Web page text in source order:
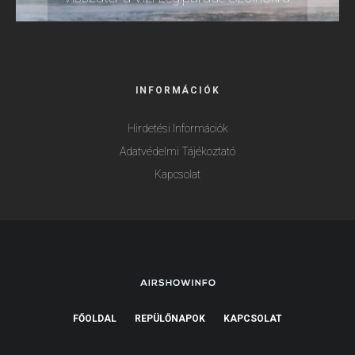
INFORMÁCIÓK
Hirdetési Információk
Adatvédelmi Tájékoztató
Kapcsolat
FŐOLDAL REPÜLŐNAPOK KAPCSOLAT